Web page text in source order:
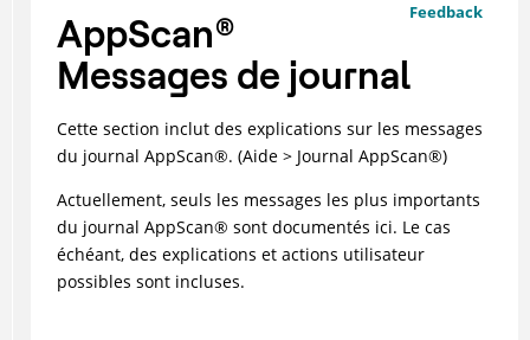
Feedback
AppScan®
Messages de journal
Cette section inclut des explications sur les messages
du journal AppScan®. (Aide > Journal AppScan®)
Actuellement, seuls les messages les plus importants
du journal AppScan® sont documentés ici. Le cas
échéant, des explications et actions utilisateur
possibles sont incluses.